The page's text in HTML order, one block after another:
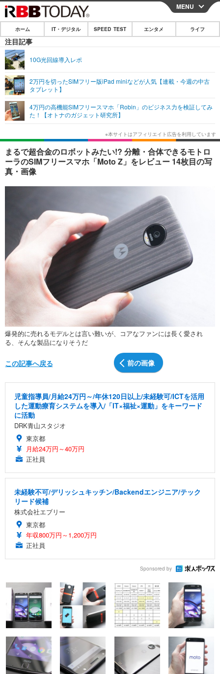
CLOSE
ホーム
IT・デジタル
ネタ
ショッピング その他
SPEED TEST
エンタメ
エンタメTOP
韓国・芸能
音楽 スポーツ
ライフ
ライフTOP グルメ
ペット ショッピング
リリース一覧
プッシュ通知の停止方法
MENU
ホーム IT・デジタル SPEED TEST エンタメ ライフ
注目記事
10G光回線導入レポ
2万円を切ったSIMフリー版iPad miniなどが人気【連載・今週の中古
タブレット】
4万円の高機能SIMフリースマホ「Robin」のビジネス力を検証してみ
た！【オトナのガジェット研究所】
まるで超合金のロボットみたい!? 分離・合体できるモトロ
ーラのSIMフリースマホ「Moto Z」をレビュー 14枚目の写
真・画像
爆発的に売れるモデルとは言い難いが、コアなファンには長く愛され
る、そんな製品になりそうだ
前の画像
この記事へ戻る
児童指導員/月給24万円～/年休120日以上/未経験可/ICTを活用
した運動療育システムを導入/「IT×福祉×運動」をキーワード
に活動
DRK青山スタジオ
東京都
月給24万円～40万円
正社員
未経験不可/デリッシュキッチン/Backendエンジニア/テック
リード候補
株式会社エブリー
東京都
年収800万円～1,200万円
正社員
Sponsored by